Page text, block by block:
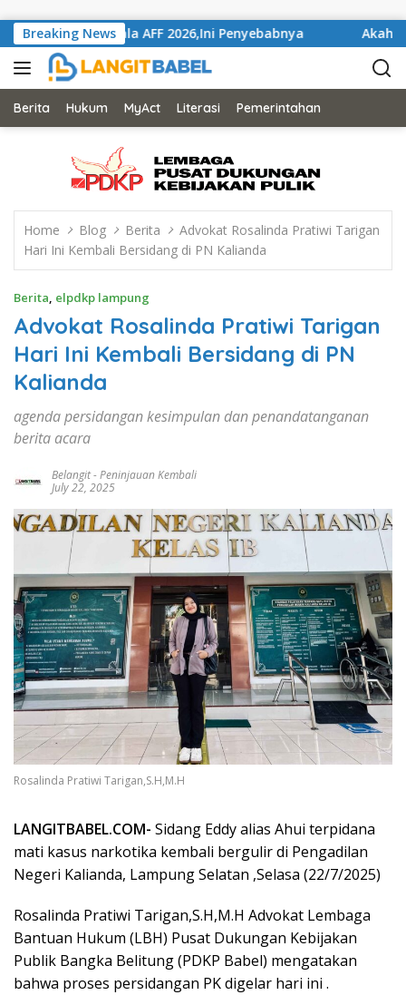
Breaking News
Piala AFF 2026,Ini Penyebabnya Akahkan
Berita Hukum MyAct Literasi Pemerintahan
Home Blog Berita
Advokat Rosalinda Pratiwi Tarigan
Hari Ini Kembali Bersidang di PN Kalianda
Berita, elpdkp lampung
Advokat Rosalinda Pratiwi Tarigan
Hari Ini Kembali Bersidang di PN
Kalianda
agenda persidangan kesimpulan dan penandatanganan
berita acara
Belangit-Peninjauan Kembali
July 22, 2025
Rosalinda Pratiwi Tarigan,S.H,M.H
LANGITBABEL.COM- Sidang Eddy alias Ahui terpidana
mati kasus narkotika kembali bergulir di Pengadilan
Negeri Kalianda, Lampung Selatan ,Selasa (22/7/2025)
Rosalinda Pratiwi Tarigan,S.H,M.H Advokat Lembaga
Bantuan Hukum (LBH) Pusat Dukungan Kebijakan
Publik Bangka Belitung (PDKP Babel) mengatakan
bahwa proses persidangan PK digelar hari ini .